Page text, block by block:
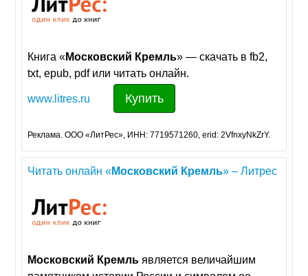
Книга «Московский Кремль» — скачать в fb2,
txt, epub, pdf или читать онлайн.
www.litres.ru Купить
Реклама. ООО «ЛитРес», ИНН: 7719571260, erid: 2VfnxyNkZrY.
Читать онлайн «Московский Кремль» – Литрес
Московский Кремль является величайшим